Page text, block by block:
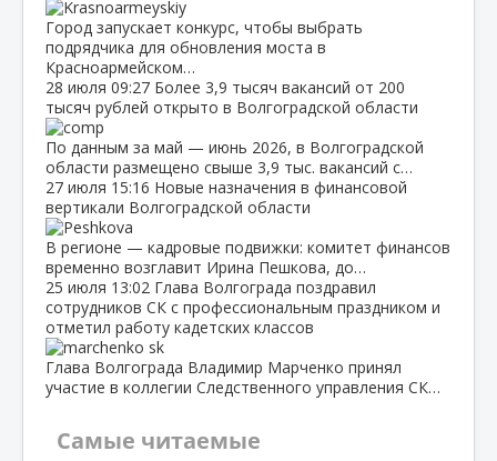
Город запускает конкурс, чтобы выбрать
подрядчика для обновления моста в
Красноармейском…
28 июля 09:27 Более 3,9 тысяч вакансий от 200
тысяч рублей открыто в Волгоградской области
По данным за май — июнь 2026, в Волгоградской
области размещено свыше 3,9 тыс. вакансий с…
27 июля 15:16 Новые назначения в финансовой
вертикали Волгоградской области
В регионе — кадровые подвижки: комитет финансов
временно возглавит Ирина Пешкова, до…
25 июля 13:02 Глава Волгограда поздравил
сотрудников СК с профессиональным праздником и
отметил работу кадетских классов
Глава Волгограда Владимир Марченко принял
участие в коллегии Следственного управления СК…
Самые читаемые